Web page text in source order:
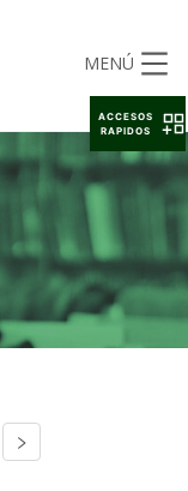
MENÚ
ACCESOS
RAPIDOS